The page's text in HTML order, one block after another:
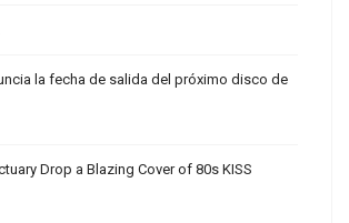
la fecha de salida del próximo disco de
Drop a Blazing Cover of 80s KISS